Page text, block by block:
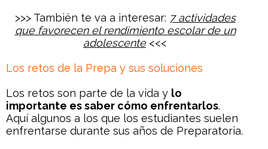
>>> También te va a interesar: 7 actividades
que favorecen el rendimiento escolar de un
adolescente <<<
Los retos de la Prepa y sus soluciones
Los retos son parte de la vida y lo
importante es saber cómo enfrentarlos.
Aquí algunos a los que los estudiantes suelen
enfrentarse durante sus años de Preparatoria.